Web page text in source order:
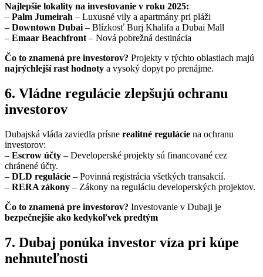
Najlepšie lokality na investovanie v roku 2025:
– Palm Jumeirah – Luxusné vily a apartmány pri pláži
– Downtown Dubai – Blízkosť Burj Khalifa a Dubai Mall
– Emaar Beachfront – Nová pobrežná destinácia
Čo to znamená pre investorov? Projekty v týchto oblastiach majú
najrýchlejší rast hodnoty a vysoký dopyt po prenájme.
6. Vládne regulácie zlepšujú ochranu
investorov
Dubajská vláda zaviedla prísne realitné regulácie na ochranu
investorov:
– Escrow účty – Developerské projekty sú financované cez
chránené účty.
– DLD regulácie – Povinná registrácia všetkých transakcií.
– RERA zákony – Zákony na reguláciu developerských projektov.
Čo to znamená pre investorov? Investovanie v Dubaji je
bezpečnejšie ako kedykoľvek predtým
7. Dubaj ponúka investor víza pri kúpe
nehnuteľnosti